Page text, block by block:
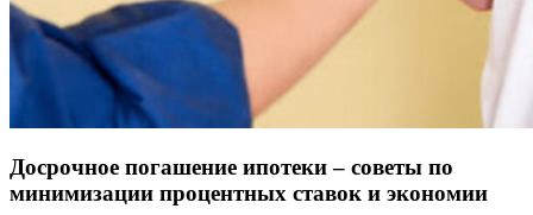
Досрочное погашение ипотеки – советы по
минимизации процентных ставок и экономии